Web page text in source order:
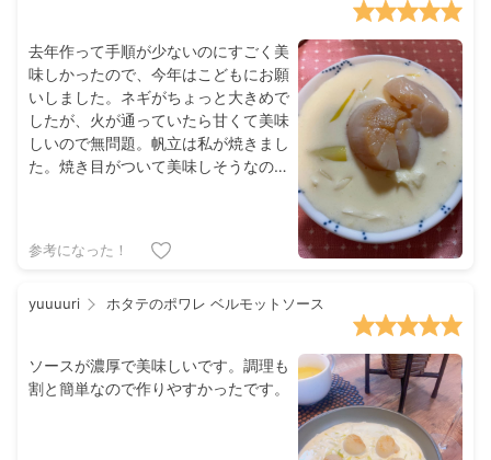
去年作って手順が少ないのにすごく美
味しかったので、今年はこどもにお願
いしました。ネギがちょっと大きめで
したが、火が通っていたら甘くて美味
しいので無問題。帆立は私が焼きまし
た。焼き目がついて美味しそうなのは
リピ出来そうです✨
参考になった！
yuuuuri ホタテのポワレ ベルモットソース
ソースが濃厚で美味しいです。調理も
割と簡単なので作りやすかったです。